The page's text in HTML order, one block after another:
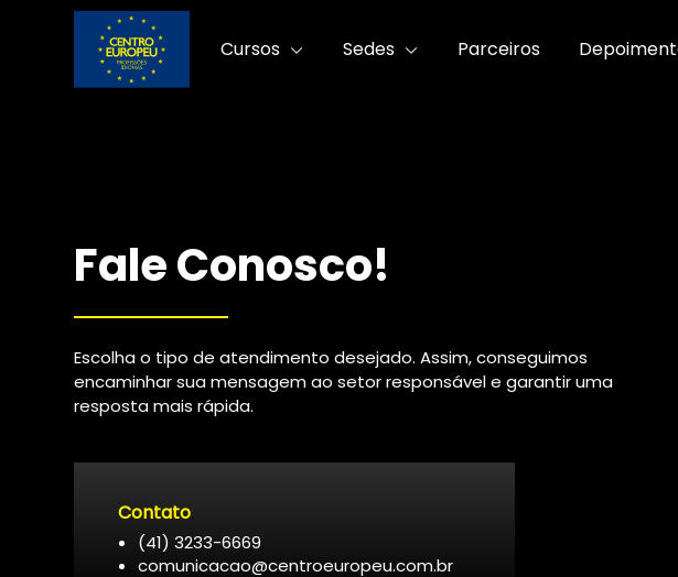
Cursos Sedes Parceiros
Fale Conosco!
Escolha o tipo de atendimento desejado. Assim, conseguimos
encaminhar sua mensagem ao setor responsável e garantir uma
resposta mais rápida.
Contato
(41) 3233-6669
comunicacao@centroeuropeu.com.br